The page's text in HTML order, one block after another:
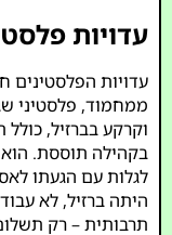
עדויות
עדויות הפלסטינים
ממחמוד, פלסטיני
וקרקע בברזיל,
בקהילה תוססת.
לגלות עם הגעתו
היתה ברזיל, לא